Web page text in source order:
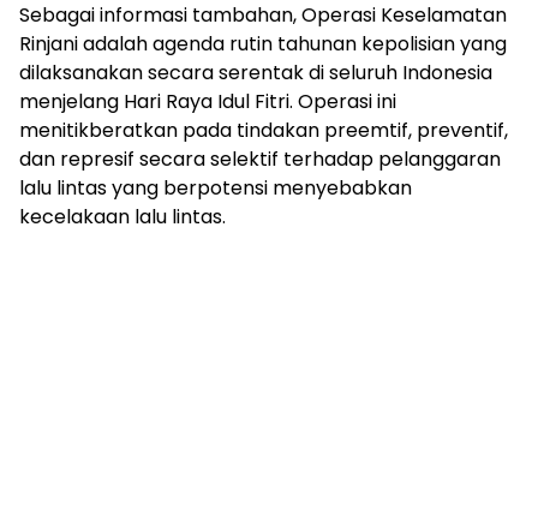
Sebagai informasi tambahan, Operasi Keselamatan
Rinjani adalah agenda rutin tahunan kepolisian yang
dilaksanakan secara serentak di seluruh Indonesia
menjelang Hari Raya Idul Fitri. Operasi ini
menitikberatkan pada tindakan preemtif, preventif,
dan represif secara selektif terhadap pelanggaran
lalu lintas yang berpotensi menyebabkan
kecelakaan lalu lintas.